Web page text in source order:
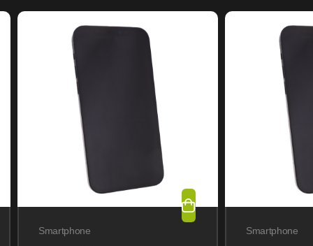
Smartphone Smartphone